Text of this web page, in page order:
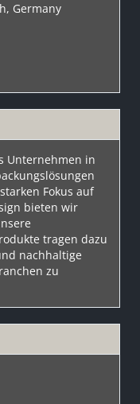
Germany
Unternehmen in
Fokus auf
bieten wir
tragen dazu
nachhaltige
zu